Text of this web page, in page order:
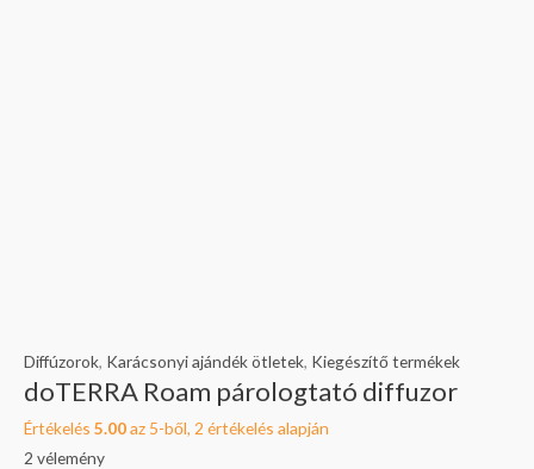
Diffúzorok, Karácsonyi ajándék ötletek, Kiegészítő termékek
doTERRA Roam párologtató diffuzor
Értékelés 5.00az 5-ből, 2 értékelés alapján
2 vélemény